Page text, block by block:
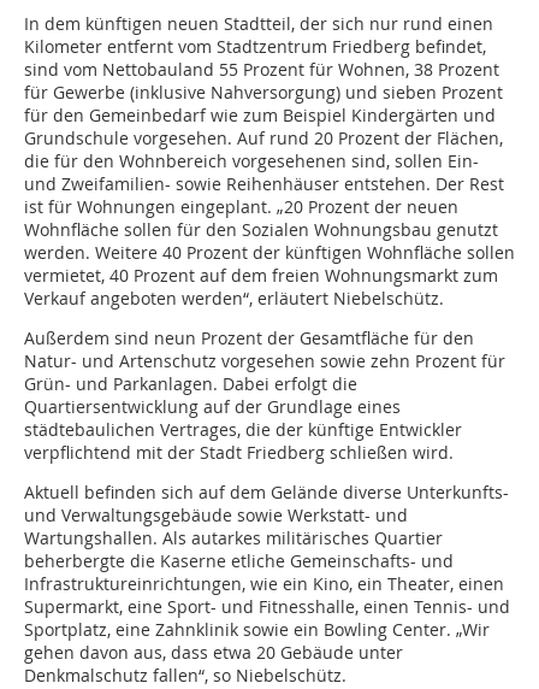
In dem künftigen neuen Stadtteil, der sich nur rund einen
Kilometer entfernt vom Stadtzentrum Friedberg befindet,
sind vom Nettobauland 55 Prozent für Wohnen, 38 Prozent
für Gewerbe (inklusive Nahversorgung) und sieben Prozent
für den Gemeinbedarf wie zum Beispiel Kindergärten und
Grundschule vorgesehen. Auf rund 20 Prozent der Flächen,
die für den Wohnbereich vorgesehenen sind, sollen Ein-
und Zweifamilien- sowie Reihenhäuser entstehen. Der Rest
ist für Wohnungen eingeplant. „20 Prozent der neuen
Wohnfläche sollen für den Sozialen Wohnungsbau genutzt
werden. Weitere 40 Prozent der künftigen Wohnfläche sollen
vermietet, 40 Prozent auf dem freien Wohnungsmarkt zum
Verkauf angeboten werden“, erläutert Niebelschütz.
Außerdem sind neun Prozent der Gesamtfläche für den
Natur- und Artenschutz vorgesehen sowie zehn Prozent für
Grün- und Parkanlagen. Dabei erfolgt die
Quartiersentwicklung auf der Grundlage eines
städtebaulichen Vertrages, die der künftige Entwickler
verpflichtend mit der Stadt Friedberg schließen wird.
Aktuell befinden sich auf dem Gelände diverse Unterkunfts-
und Verwaltungsgebäude sowie Werkstatt- und
Wartungshallen. Als autarkes militärisches Quartier
beherbergte die Kaserne etliche Gemeinschafts- und
Infrastruktureinrichtungen, wie ein Kino, ein Theater, einen
Supermarkt, eine Sport- und Fitnesshalle, einen Tennis- und
Sportplatz, eine Zahnklinik sowie ein Bowling Center. „Wir
gehen davon aus, dass etwa 20 Gebäude unter
Denkmalschutz fallen“, so Niebelschütz.